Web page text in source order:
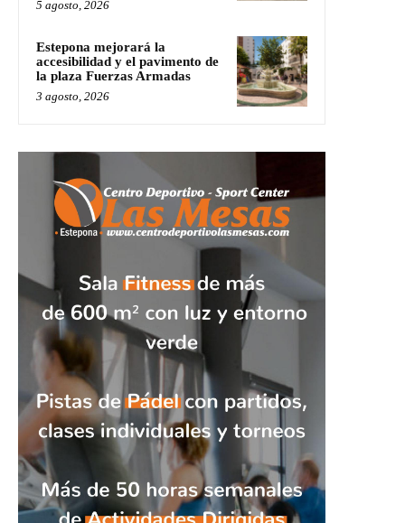
5 agosto, 2026
Estepona mejorará la
accesibilidad y el pavimento de
la plaza Fuerzas Armadas
3 agosto, 2026